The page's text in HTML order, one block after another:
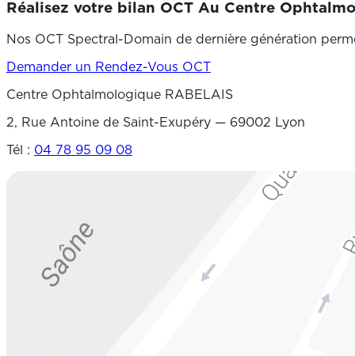
Réalisez votre bilan OCT Au Centre
Nos OCT Spectral-Domain de dernière génération
Demander un Rendez-Vous OCT
Centre Ophtalmologique RABELAIS
2, Rue Antoine de Saint-Exupéry — 69002 Lyon
Tél : 04 78 95 09 08